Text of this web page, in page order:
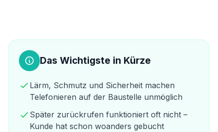
Das Wichtigste in Kürze
Lärm, Schmutz und Sicherheit machen
Telefonieren auf der Baustelle unmöglich
Später zurückrufen funktioniert oft nicht –
Kunde hat schon woanders gebucht